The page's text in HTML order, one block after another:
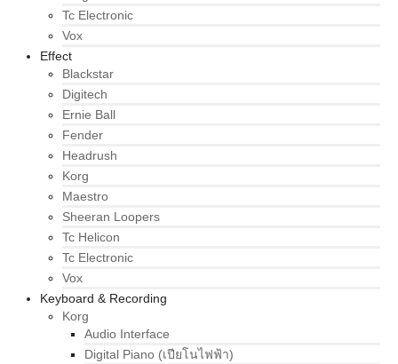
Tc Electronic
Vox
Effect
Blackstar
Digitech
Ernie Ball
Fender
Headrush
Korg
Maestro
Sheeran Loopers
Tc Helicon
Tc Electronic
Vox
Keyboard & Recording
Korg
Audio Interface
Digital Piano (เปียโนไฟฟ้า)